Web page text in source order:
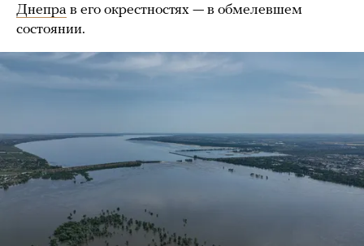
Днепра в его окрестностях — в обмелевшем
состоянии.